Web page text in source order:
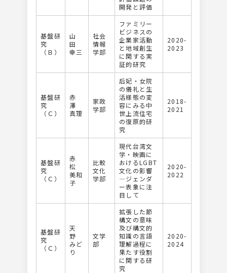
開発と評価
基盤研
究
（Ｂ）
山
田
幸三
社会
情報
学部
ファミリー
ビジネスの
企業家活動
と地域創生
に関する実
証的研究
2020-
2023
基盤研
究
（Ｃ）
赤
澤
真理
家政
学部
后妃・女院
の儀礼と生
活様態の変
容にみる中
世上流住宅
の復原的研
究
2018-
2021
基盤研
究
（Ｃ）
赤
松
美和
子
比較
文化
学部
現代台湾文
学・映画に
おけるLGBT
文化の影響
―ジェンダ
ー表象に注
目して
2020-
2022
基盤研
究
（Ｃ）
天
野
みど
り
文学
部
拡張した節
構文の意味
及び構文的
知識の言語
理解過程に
果たす役割
に関する研
究
2020-
2024